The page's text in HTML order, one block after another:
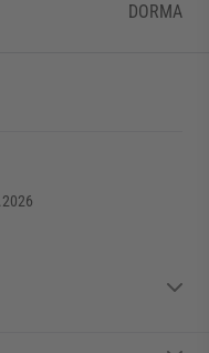
DORMA